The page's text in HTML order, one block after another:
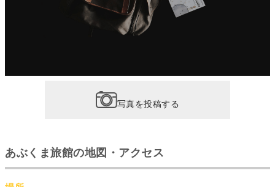
写真を投稿する
あぶくま旅館の地図・アクセス